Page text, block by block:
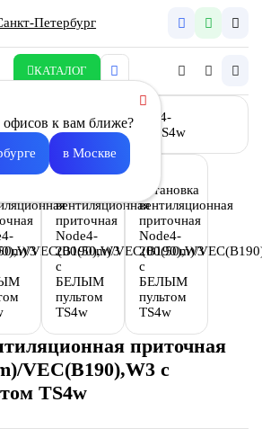
Петербург
КАТАЛОГ
к вам ближе?
в Москве
приточная
VEC(B190),W3 с
TS4w